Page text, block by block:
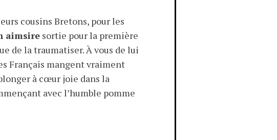
cousins Bretons, pour les
aimsire sortie pour la première
de la traumatiser. À vous de lui
Français mangent vraiment
à cœur joie dans la
avec l’humble pomme